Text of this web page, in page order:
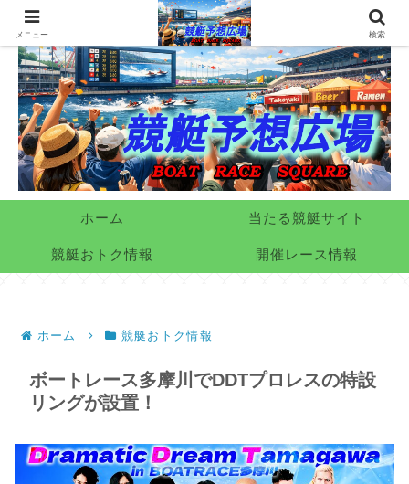
ホーム 当たる競艇サイト
競艇おトク情報 開催レース情報
ホーム 競艇おトク情報
ボートレース多摩川でDDTプロレスの特設
リングが設置！
メニュー 検索